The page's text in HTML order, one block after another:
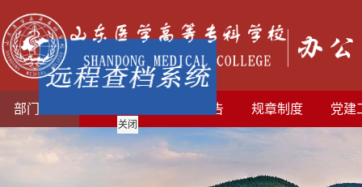
部门首页 通知公告 规章制度 党建
关闭